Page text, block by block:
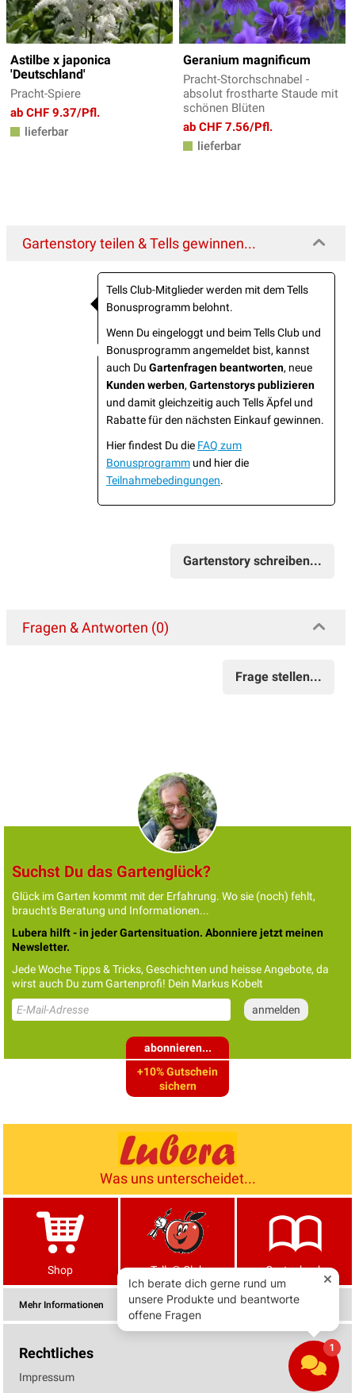
Astilbe x japonica
'Deutschland'
Pracht-Spiere
ab CHF 9.37/Pfl.
lieferbar
Geranium magnificum
Pracht-Storchschnabel -
absolut frostharte Staude mit
schönen Blüten
ab CHF 7.56/Pfl.
lieferbar
Gartenstory teilen & Tells gewinnen...
Tells Club-Mitglieder werden mit dem Tells
Bonusprogramm belohnt.
Wenn Du eingeloggt und beim Tells Club und
Bonusprogramm angemeldet bist, kannst
auch Du Gartenfragen beantworten, neue
Kunden werben, Gartenstorys publizieren
und damit gleichzeitig auch Tells Äpfel und
Rabatte für den nächsten Einkauf gewinnen.
Hier findest Du die FAQ zum
Bonusprogramm und hier die
Teilnahmebedingungen.
Gartenstory schreiben...
Fragen & Antworten (0)
Frage stellen...
Suchst Du das Gartenglück?
Glück im Garten kommt mit der Erfahrung. Wo sie (noch) fehlt,
braucht's Beratung und Informationen...
Lubera hilft - in jeder Gartensituation. Abonniere jetzt meinen
Newsletter.
Jede Woche Tipps & Tricks, Geschichten und heisse Angebote, da
wirst auch Du zum Gartenprofi! Dein Markus Kobelt
abonnieren...
+10% Gutschein
sichern
Was uns unterscheidet...
Shop Tells® Club Gartenbuch
Mehr Informationen
Rechtliches
Impressum